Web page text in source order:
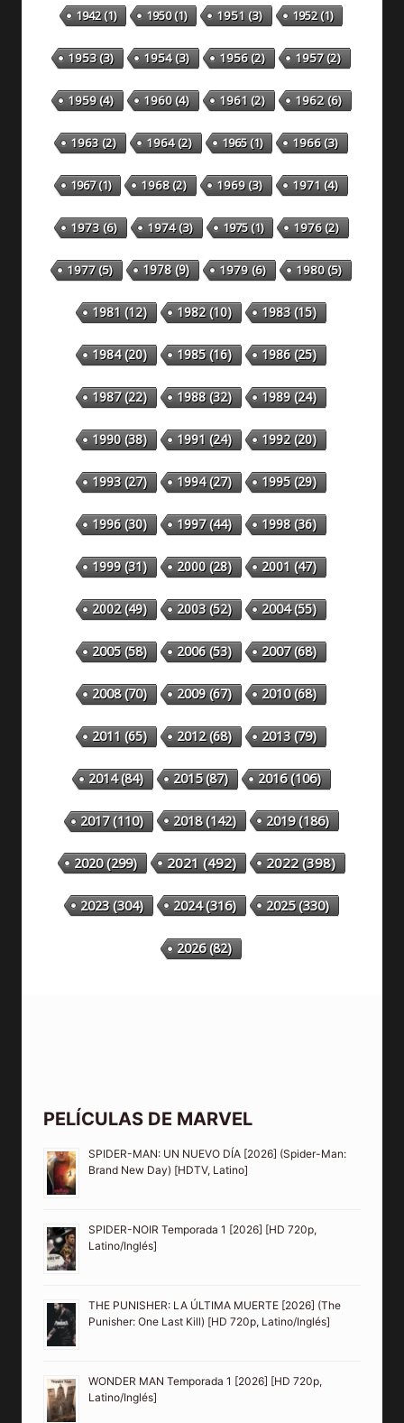
1942(1) 1950(1) 1951 (3) 1952(1)
1953(3) 1954(3) 1956(2) 1957(2)
1959(4) 1960(4) 1961 (2) 1962(6)
1963(2) 1964(2) 1965(1) 1966(3)
1967(1) 1968(2) 1969(3) 1971 (4)
1973(6) 1974(3) 1975(1) 1976(2)
1977(5) 1978(9) 1979(6) 1980(5)
1981 (12) 1982(10) 1983(15)
1984(20) 1985(16) 1986(25)
1987(22) 1988(32) 1989(24)
1990(38) 1991 (24) 1992(20)
1993(27) 1994(27) 1995(29)
1996(30) 1997(44) 1998(36)
1999(31) 2000(28) 2001 (47)
2002(49) 2003(52) 2004(55)
2005(58) 2006(53) 2007(68)
2008(70) 2009(67) 2010(68)
2011 (65) 2012(68) 2013(79)
2014(84) 2015(87) 2016(106)
2017(110) 2018(142) 2019(186)
2020(299) 2021(492) 2022(398)
2023(304) 2024(316) 2025(330)
2026(82)
PELÍCULAS DE MARVEL
SPIDER-MAN: UN NUEVO DÍA [2026] (Spider-Man:
Brand New Day) [HDTV, Latino]
SPIDER-NOIR Temporada 1 [2026] [HD 720p,
Latino/Inglés]
THE PUNISHER: LA ÚLTIMA MUERTE [2026] (The
Punisher: One Last Kill) [HD 720p, Latino/Inglés]
WONDER MAN Temporada 1 [2026] [HD 720p,
Latino/Inglés]